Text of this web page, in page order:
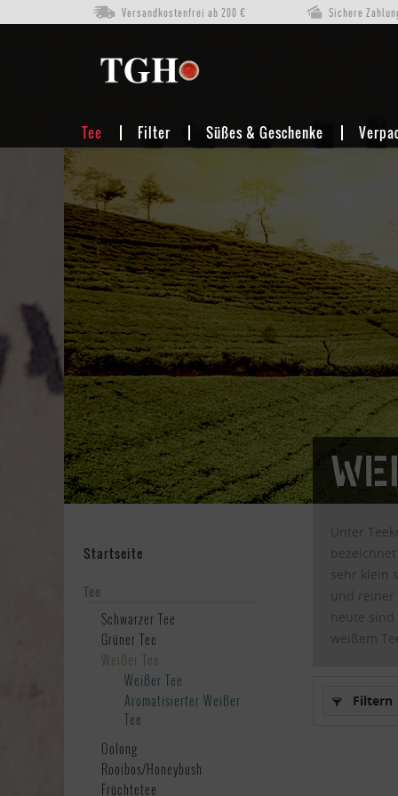
Versandkostenfrei ab 200 € Sichere
Tee Filter Süßes & Geschenke
TEE WEISSER TEE
Startseite
Tee
Schwarzer Tee
Grüner Tee
Weißer Tee
Weißer Tee
Aromatisierter Weißer
Tee
Oolong
Rooibos/Honeybush
Früchtetee
Unter
sehr klein
und
heute sind
weißem
Filtern